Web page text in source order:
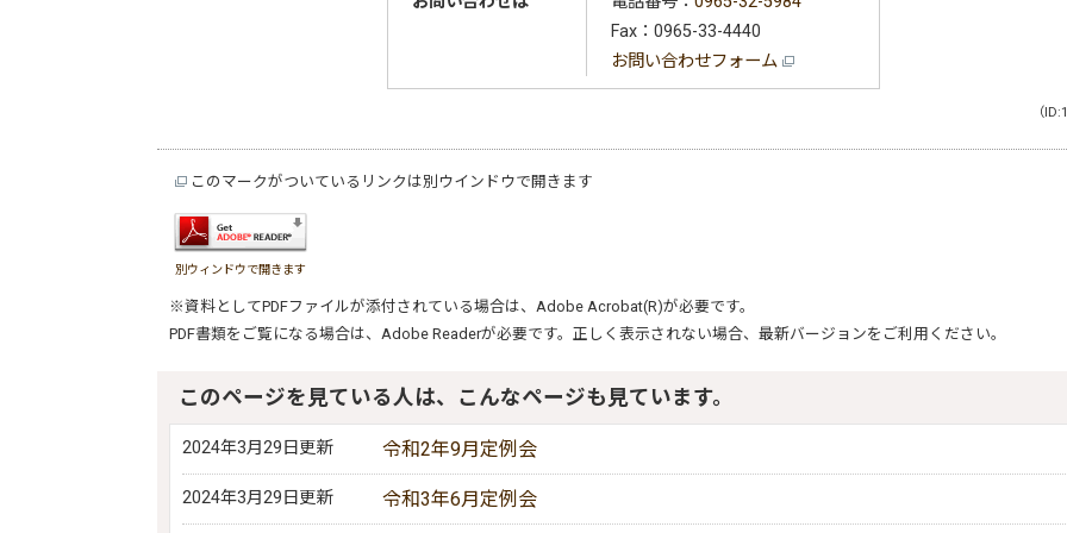
Fax：0965-33-4440
お問い合わせフォーム
（
このマークがついているリンクは別ウインドウで開きます
別ウィンドウで開きます
※資料としてPDFファイルが添付されている場合は、 Adobe Acrobat(R)が必要です。
PDF書類をご覧になる場合は、 Adobe Readerが必要です。正しく表示されない場合、最新バージョンをご利用ください。
このページを見ている人は、こんなページも見ています。
2024年3月29日更新 令和2年9月定例会
2024年3月29日更新 令和3年6月定例会